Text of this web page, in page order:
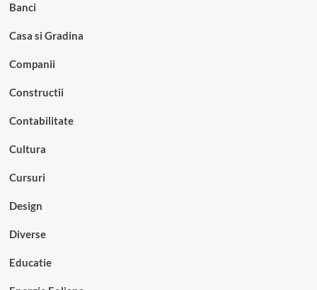
Banci
Casa si Gradina
Companii
Constructii
Contabilitate
Cultura
Cursuri
Design
Diverse
Educatie